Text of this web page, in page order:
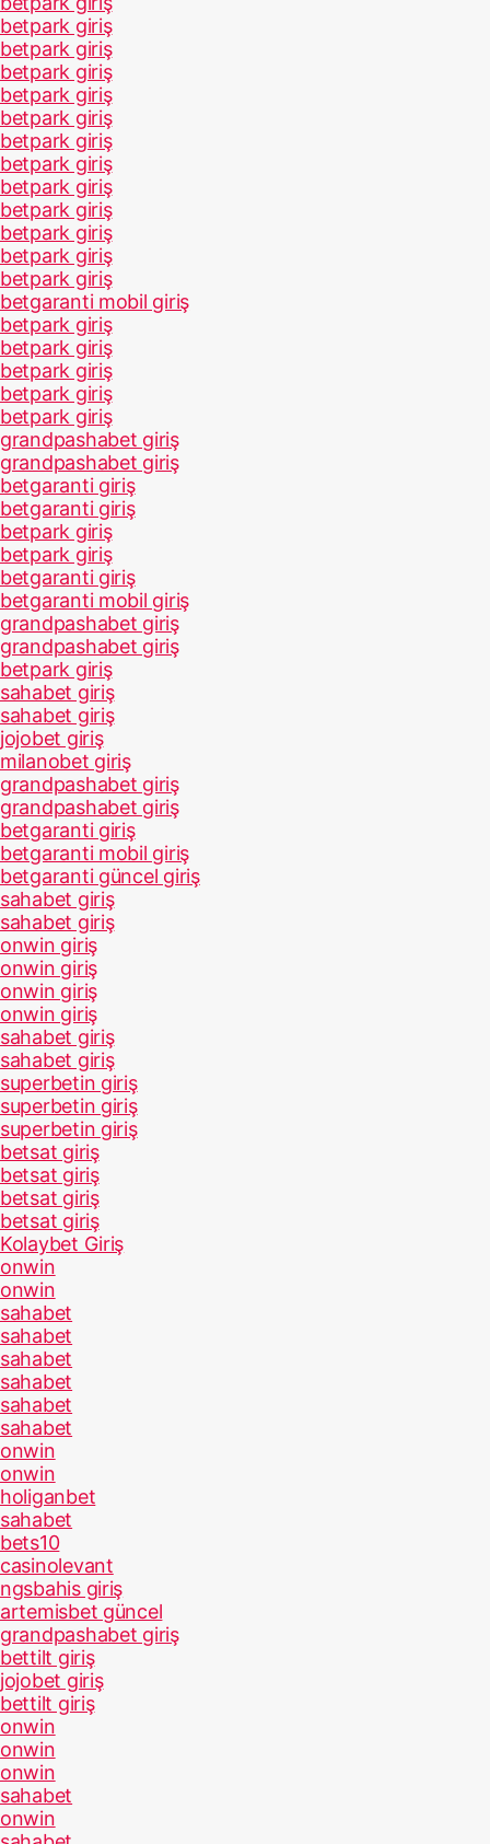
betpark giriş
betpark giriş
betpark giriş
betpark giriş
betpark giriş
betpark giriş
betpark giriş
betpark giriş
betpark giriş
betpark giriş
betpark giriş
betpark giriş
betgaranti mobil giriş
betpark giriş
betpark giriş
betpark giriş
betpark giriş
betpark giriş
grandpashabet giriş
grandpashabet giriş
betgaranti giriş
betgaranti giriş
betpark giriş
betpark giriş
betgaranti giriş
betgaranti mobil giriş
grandpashabet giriş
grandpashabet giriş
betpark giriş
sahabet giriş
sahabet giriş
jojobet giriş
milanobet giriş
grandpashabet giriş
grandpashabet giriş
betgaranti giriş
betgaranti mobil giriş
betgaranti güncel giriş
sahabet giriş
sahabet giriş
onwin giriş
onwin giriş
onwin giriş
onwin giriş
sahabet giriş
sahabet giriş
superbetin giriş
superbetin giriş
superbetin giriş
betsat giriş
betsat giriş
betsat giriş
betsat giriş
Kolaybet Giriş
onwin
onwin
sahabet
sahabet
sahabet
sahabet
sahabet
sahabet
onwin
onwin
holiganbet
sahabet
bets10
casinolevant
ngsbahis giriş
artemisbet güncel
grandpashabet giriş
bettilt giriş
jojobet giriş
bettilt giriş
onwin
onwin
onwin
sahabet
onwin